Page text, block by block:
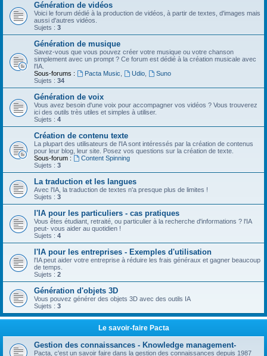
Génération de vidéos
Voici le forum dédié à la production de vidéos, à partir de textes, d'images mais
aussi d'autres vidéos.
Sujets : 3
Génération de musique
Savez-vous que vous pouvez créer votre musique ou votre chanson
simplement avec un prompt ? Ce forum est dédié à la création musicale avec
l'IA.
Sous-forums :
Pacta Music Udio,
Suno
Sujets : 34
Génération de voix
Vous avez besoin d'une voix pour accompagner vos vidéos ? Vous trouverez
ici des outils très utiles et simples à utiliser.
Sujets : 4
Création de contenu texte
La plupart des utilisateurs de l'IA sont intéressés par la création de contenus
pour leur blog, leur site. Posez vos questions sur la création de texte.
Sous-forum :
Content Spinning
Sujets : 3
La traduction et les langues
Avec l'IA, la traduction de textes n'a presque plus de limites !
Sujets : 3
l'IA pour les particuliers - cas pratiques
Vous êtes étudiant, retraité, ou particulier à la recherche d'informations ? l'IA
peut- vous aider au quotidien !
Sujets : 4
l'IA pour les entreprises - Exemples d'utilisation
l'IA peut aider votre entreprise à réduire les frais généraux et gagner beaucoup
de temps.
Sujets : 2
Génération d'objets 3D
Vous pouvez générer des objets 3D avec des outils IA
Sujets : 3
Le savoir-faire Pacta
Gestion des connaissances - Knowledge management-
Pacta, c'est un savoir faire dans la gestion des connaissances depuis 1987